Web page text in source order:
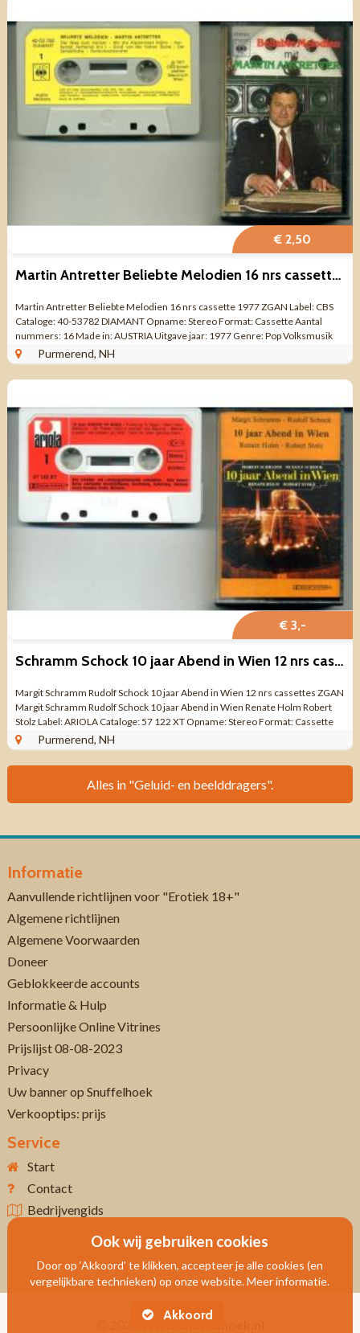
€ 2,50
Martin Antretter Beliebte Melodien 16 nrs cassette 1977 ZGAN
Martin Antretter ‎Beliebte Melodien 16 nrs cassette 1977 ZGAN Label: CBS
Cataloge: 40-53782 DIAMANT Opname: Stereo Format: Cassette Aantal
nummers: 16 Made in: AUSTRIA Uitgave jaar: 1977 Genre: Pop Volksmusik
Kwaliteit: ZO ...
Purmerend, NH
€ 3,-
Schramm Schock 10 jaar Abend in Wien 12 nrs cassete ZGAN
Margit Schramm Rudolf Schock 10 jaar Abend in Wien 12 nrs cassettes ZGAN
Margit Schramm Rudolf Schock 10 jaar Abend in Wien Renate Holm Robert
Stolz Label: ARIOLA Cataloge: 57 122 XT Opname: Stereo Format: Cassette
Aantal nrs: 12 ...
Purmerend, NH
Alles in "Geluid- en beelddragers".
Informatie
Aanvullende richtlijnen voor "Erotiek 18+"
Algemene richtlijnen
Algemene Voorwaarden
Doneer
Geblokkeerde accounts
Informatie & Hulp
Persoonlijke Online Vitrines
Prijslijst 08-08-2023
Privacy
Uw banner op Snuffelhoek
Verkooptips: prijs
Service
Start
Contact
Bedrijvengids
Www.snuffelhoek.nl
Ook wij gebruiken cookies
Door op ‘Akkoord’ te klikken, accepteer je alle cookies (en
vergelijkbare technieken) op onze website. Meer informatie.
Akkoord